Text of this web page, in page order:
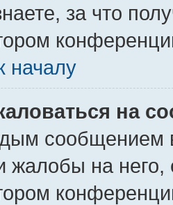
за что
началу
на
сообщением
жалобы на